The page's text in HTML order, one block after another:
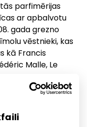
parfimērijas
ar apbalvotu
gada grezno
vēstnieki, kas
kā Francis
Malle, Le